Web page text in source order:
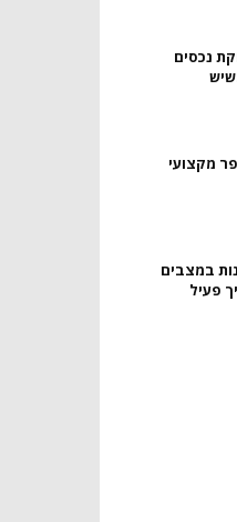
נכסים
מקצועי
במצבים
פעיל